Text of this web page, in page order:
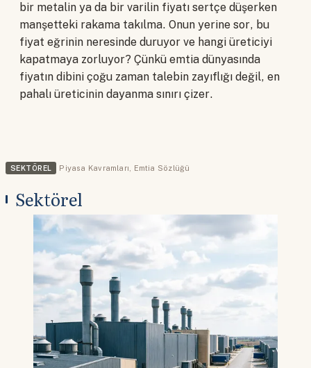
bir metalin ya da bir varilin fiyatı sertçe düşerken
manşetteki rakama takılma. Onun yerine sor, bu
fiyat eğrinin neresinde duruyor ve hangi üreticiyi
kapatmaya zorluyor? Çünkü emtia dünyasında
fiyatın dibini çoğu zaman talebin zayıflığı değil, en
pahalı üreticinin dayanma sınırı çizer.
SEKTÖREL Piyasa Kavramları, Emtia Sözlüğü
Sektörel